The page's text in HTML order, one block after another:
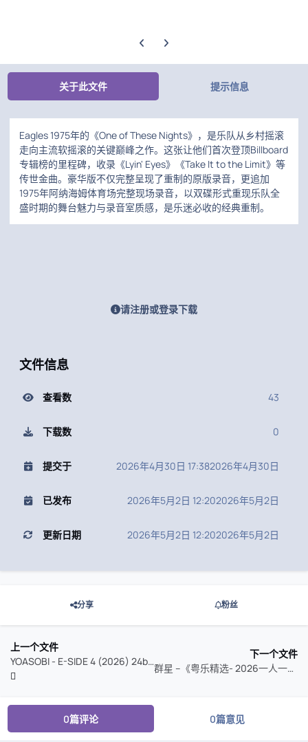
上一张轮播幻灯片
下一张轮播幻灯片
关于此文件 提示信息
Eagles 1975年的《One of These Nights》，是乐队从乡村摇滚
走向主流软摇滚的关键巅峰之作。这张让他们首次登顶Billboard
专辑榜的里程碑，收录《Lyin' Eyes》《Take It to the Limit》等
传世金曲。豪华版不仅完整呈现了重制的原版录音，更追加
1975年阿纳海姆体育场完整现场录音，以双碟形式重现乐队全
盛时期的舞台魅力与录音室质感，是乐迷必收的经典重制。
请注册或登录下载
文件信息
查看数 43
下载数 0
提交于 2026年4月30日 17:382026年4月30日
已发布 2026年5月2日 12:202026年5月2日
更新日期 2026年5月2日 12:202026年5月2日
分享 粉丝
上一个文件
YOASOBI - E-SIDE 4 (2026) 24bit 96kHz qobuz
下一个文件
群星 --《粤乐精选- 2026一人一首成名曲 HQII》粤乐悦越唱片WAV CUE
0篇评论 0篇意见